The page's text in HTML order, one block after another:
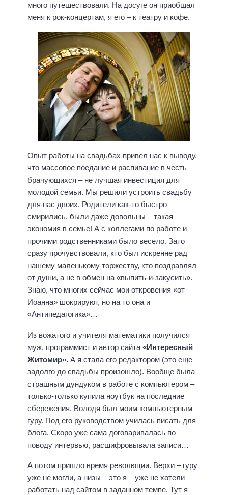
много путешествовали. На досуге он приобщал
меня к рок-концертам, я его – к театру и кофе.
Опыт работы на свадьбах привел нас к выводу,
что массовое поедание и распивание в честь
брачующихся – не лучшая инвестиция для
молодой семьи. Мы решили устроить свадьбу
для нас двоих. Родители как-то быстро
смирились, были даже довольны – такая
экономия в семье! А с коллегами по работе и
прочими родственниками было весело. Зато
сразу прочувствовали, кто был искренне рад
нашему маленькому торжеству, кто поздравлял
от души, а не в обмен на «выпить-и-закусить».
Знаю, что многих сейчас мои откровения «от
Иоанна» шокрируют, но на то она и
«Антипедагогика»…
Из вожатого и учителя математики получился
муж, программист и автор сайта «Интересный
Житомир». А я стала его редактором (это еще
задолго до свадьбы произошло). Вообще была
страшным дундуком в работе с компьютером –
только-только купила ноутбук на последние
сбережения. Володя был моим компьютерным
гуру. Под его руководством училась писать для
блога. Скоро уже сама договаривалась по
поводу интервью, расшифровывала записи…
А потом пришло время революции. Верхи – гуру
уже не могли, а низы – это я – уже не хотели
работать над сайтом в заданном темпе. Тут я